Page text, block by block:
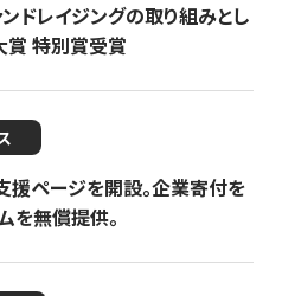
ドレイジングの取り組みとし
賞 特別賞受賞
援ページを開設。企業寄付を
を無償提供。